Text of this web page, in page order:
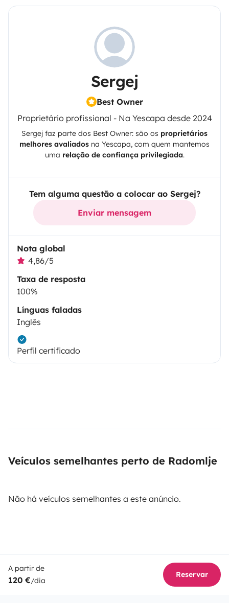
Sergej
Best Owner
Proprietário profissional - Na Yescapa desde 2024
Sergej faz parte dos Best Owner: são os proprietários
melhores avaliados na Yescapa, com quem mantemos
uma relação de confiança privilegiada.
Tem alguma questão a colocar ao Sergej?
Enviar mensagem
Nota global
4,86/5
Taxa de resposta
100%
Línguas faladas
Inglês
Perfil certificado
Veículos semelhantes perto de Radomlje
Não há veículos semelhantes a este anúncio.
A partir de
120 €/dia
Reservar